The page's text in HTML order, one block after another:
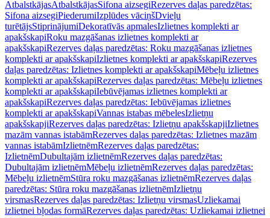
AtbalstkājasAtbalstkājasSifona aizsegiRezerves daļas paredzētas:
Sifona aizsegiPiederumiIzplūdes vāciņšDvieļu
turētājsStiprinājumiDekoratīvās apmalesIzlietnes komplekti ar
apakšskapiRoku mazgāšanas izlietnes komplekti ar
apakšskapiRezerves daļas paredzētas: Roku mazgāšanas izlietnes
komplekti ar apakšskapiIzlietnes komplekti ar apakšskapiRezerves
daļas paredzētas: Izlietnes komplekti ar apakšskapiMēbeļu izlietnes
komplekti ar apakšskapiRezerves daļas paredzētas: Mēbeļu izlietnes
komplekti ar apakšskapiIebūvējamas izlietnes komplekti ar
apakšskapiRezerves daļas paredzētas: Iebūvējamas izlietnes
komplekti ar apakšskapiVannas istabas mēbelesIzlietņu
apakšskapjiRezerves daļas paredzētas: Izlietņu apakšskapjiIzlietnes
mazām vannas istabāmRezerves daļas paredzētas: Izlietnes mazām
vannas istabāmIzlietnēmRezerves daļas paredzētas:
IzlietnēmDubultajām izlietnēmRezerves daļas paredzētas:
Dubultajām izlietnēmMēbeļu izlietnēmRezerves daļas paredzētas:
Mēbeļu izlietnēmStūra roku mazgāšanas izlietnēmRezerves daļas
paredzētas: Stūra roku mazgāšanas izlietnēmIzlietņu
virsmasRezerves daļas paredzētas: Izlietņu virsmasUzliekamai
izlietnei bļodas formāRezerves daļas paredzētas: Uzliekamai izlietnei